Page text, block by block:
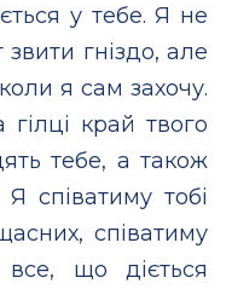
у тебе. Я не
гніздо, але
я сам захочу.
край твого
тебе, а також
співатиму тобі
співатиму
що діється